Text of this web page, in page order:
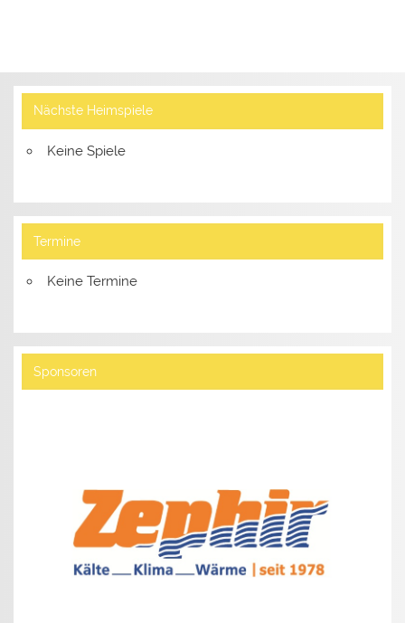
Nächste Heimspiele
Keine Spiele
Termine
Keine Termine
Sponsoren